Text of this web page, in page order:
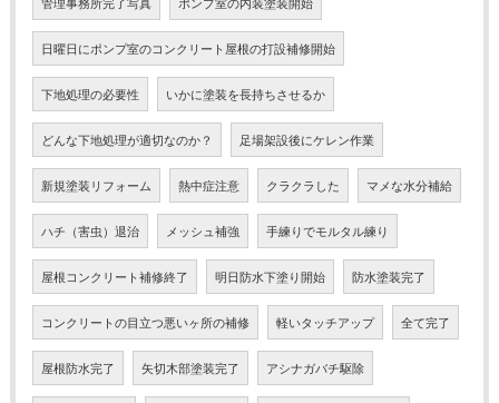
日曜日にポンプ室のコンクリート屋根の打設補修開始
下地処理の必要性 いかに塗装を長持ちさせるか
どんな下地処理が適切なのか？ 足場架設後にケレン作業
新規塗装リフォーム 熱中症注意 クラクラした マメな水分補給
ハチ（害虫）退治 メッシュ補強 手練りでモルタル練り
屋根コンクリート補修終了 明日防水下塗り開始 防水塗装完了
コンクリートの目立つ悪いヶ所の補修 軽いタッチアップ 全て完了
屋根防水完了 矢切木部塗装完了 アシナガバチ駆除